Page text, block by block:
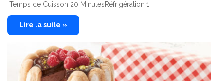
Temps de Cuisson 20 MinutesRéfrigération 1…
Lire la suite »